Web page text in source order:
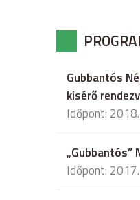
Gubbantós
kisérő
Időpont:
„Gubbantós”
Időpont: